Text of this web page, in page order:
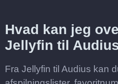
Hvad kan jeg
Jellyfin til
Fra Jellyfin til Audius kan